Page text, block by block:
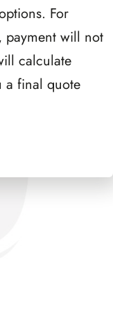
For
payment will not
calculate
a final quote